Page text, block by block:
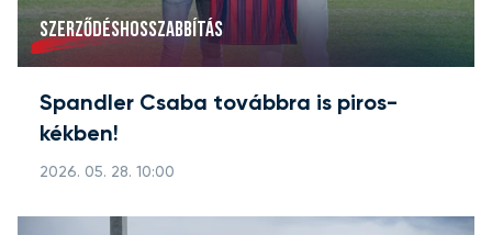
SZERZŐDÉSHOSSZABBÍTÁS
Spandler Csaba továbbra is piros-
kékben!
2026. 05. 28. 10:00